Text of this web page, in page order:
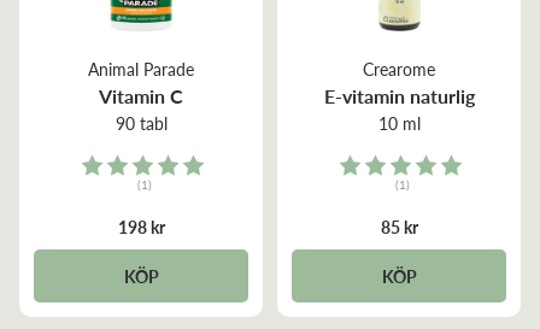
Animal Parade
Vitamin C
90 tabl
Rating:
(1)
198 kr
KÖP
Crearome
E-vitamin naturlig
10 ml
Rating:
(1)
85 kr
KÖP